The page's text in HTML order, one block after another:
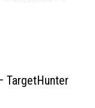
TargetHunter